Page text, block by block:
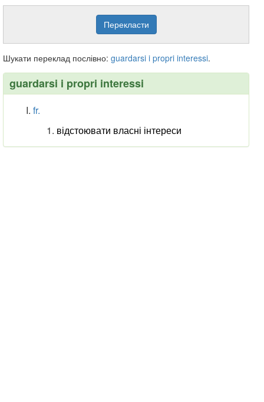
Шукати переклад послівно: guardarsi i propri interessi.
guardarsi i propri interessi
fr.
відстоювати власні інтереси